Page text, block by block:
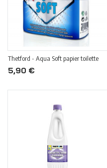
Thetford - Aqua Soft papier toilette
5,90 €